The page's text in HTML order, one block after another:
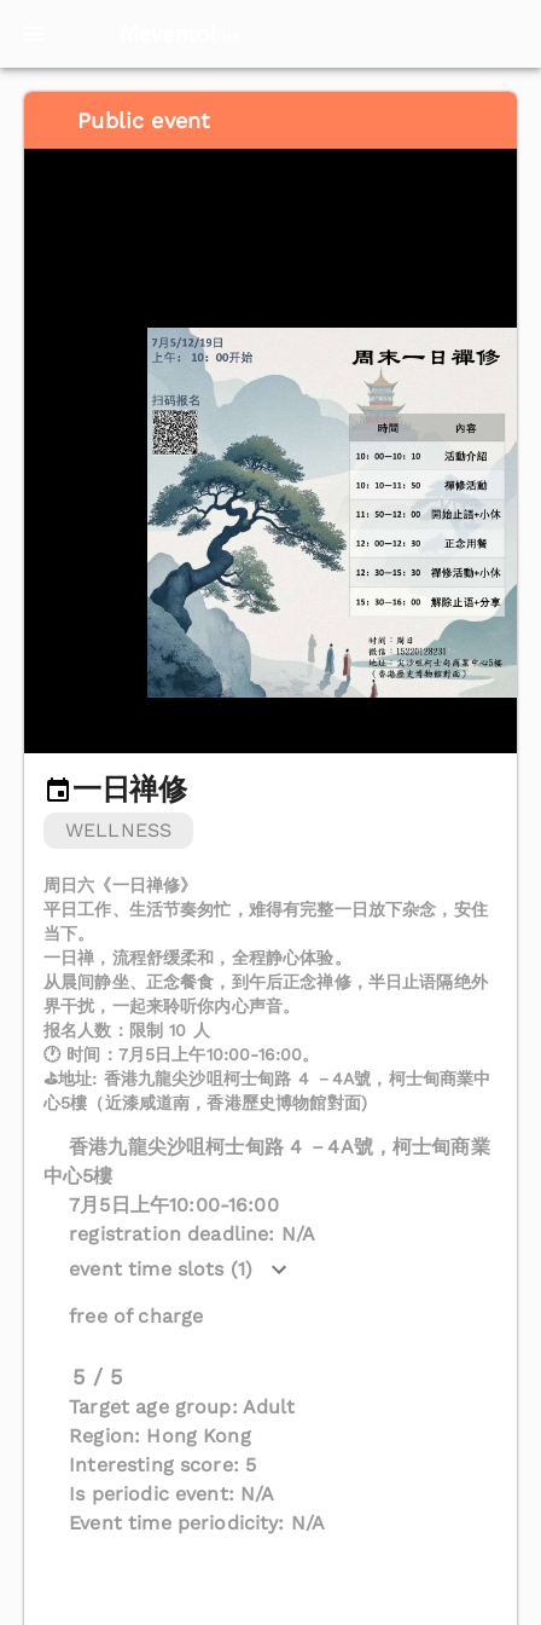
Public event
一日禅修
WELLNESS
周日六《一日禅修》
平日工作、生活节奏匆忙，难得有完整一日放下杂念，安住
当下。
一日禅，流程舒缓柔和，全程静心体验。
从晨间静坐、正念餐食，到午后正念禅修，半日止语隔绝外
界干扰，一起来聆听你内心声音。
报名人数：限制 10 人
🕐 时间：7月5日上午10:00-16:00。
⛳地址: 香港九龍尖沙咀柯士甸路 4 －4A號，柯士甸商業中
心5樓（近漆咸道南，香港歷史博物館對面)
香港九龍尖沙咀柯士甸路 4 －4A號，柯士甸商業
中心5樓
7月5日上午10:00-16:00
registration deadline: N/A
event time slots (1)
free of charge
5 / 5
Target age group: Adult
Region: Hong Kong
Interesting score: 5
Is periodic event: N/A
Event time periodicity: N/A